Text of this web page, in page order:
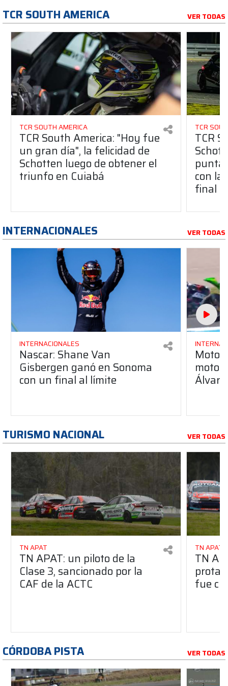
TCR SOUTH AMERICA VER TODAS
TCR SOUTH AMERICA
TCR South America: "Hoy fue
un gran día", la felicidad de
Schotten luego de obtener el
triunfo en Cuiabá
TCR
TCR
punta
con la
final
INTERNACIONALES VER TODAS
INTERNACIONALES
Nascar: Shane Van
Gisbergen ganó en Sonoma
con un final al límite
moto
TURISMO NACIONAL VER TODAS
TN APAT
TN APAT: un piloto de la
Clase 3, sancionado por la
CAF de la ACTC
TN APAT
TN
fue
CÓRDOBA PISTA VER TODAS